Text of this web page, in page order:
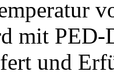
mit
und